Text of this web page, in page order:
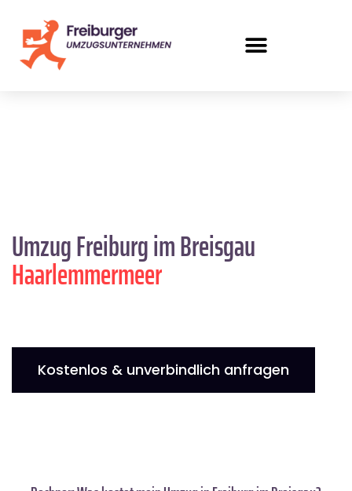
Umzug Freiburg im Breisgau
Haarlemmermeer
Kostenlos & unverbindlich anfragen